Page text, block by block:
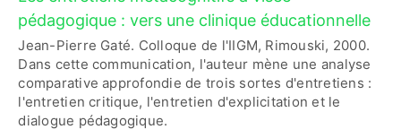
pédagogique : vers une clinique éducationnelle
Jean-Pierre Gaté. Colloque de l'IIGM, Rimouski, 2000.
Dans cette communication, l'auteur mène une analyse
comparative approfondie de trois sortes d'entretiens :
l'entretien critique, l'entretien d'explicitation et le
dialogue pédagogique.